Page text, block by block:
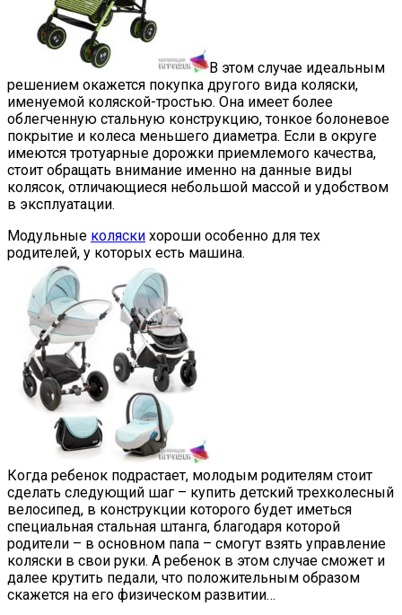
В этом случае идеальным
решением окажется покупка другого вида коляски,
именуемой коляской-тростью. Она имеет более
облегченную стальную конструкцию, тонкое болоневое
покрытие и колеса меньшего диаметра. Если в округе
имеются тротуарные дорожки приемлемого качества,
стоит обращать внимание именно на данные виды
колясок, отличающиеся небольшой массой и удобством
в эксплуатации.
Модульные коляски хороши особенно для тех
родителей, у которых есть машина.
Когда ребенок подрастает, молодым родителям стоит
сделать следующий шаг – купить детский трехколесный
велосипед, в конструкции которого будет иметься
специальная стальная штанга, благодаря которой
родители – в основном папа – смогут взять управление
коляски в свои руки. А ребенок в этом случае сможет и
далее крутить педали, что положительным образом
скажется на его физическом развитии…